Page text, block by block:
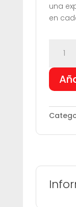
una
en
BOSS
BLEND